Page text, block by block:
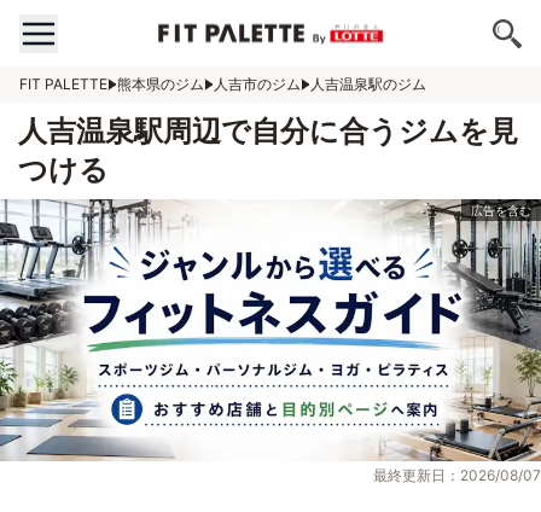
FIT PALETTE 熊本県のジム 人吉市のジム 人吉温泉駅のジム
人吉温泉駅周辺で自分に合うジムを見
つける
最終更新日：2026/08/07